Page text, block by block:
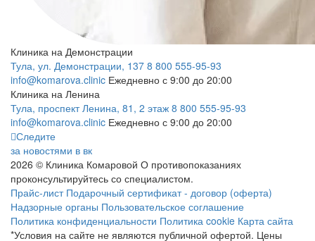
Клиника на Демонстрации
Тула, ул. Демонстрации, 137 8 800 555-95-93
info@komarova.clinic Ежедневно с 9:00 до 20:00
Клиника на Ленина
Тула, проспект Ленина, 81, 2 этаж 8 800 555-95-93
info@komarova.clinic Ежедневно с 9:00 до 20:00
Следите
за новостями в вк
2026 © Клиника Комаровой О противопоказаниях
проконсультируйтесь со специалистом.
Прайс-лист Подарочный сертификат - договор (оферта)
Надзорные органы Пользовательское соглашение
Политика конфиденциальности Политика cookie Карта сайта
*Условия на сайте не являются публичной офертой. Цены